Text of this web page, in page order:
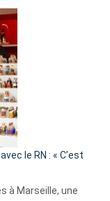
Algérie
le RN : « C’est
à Marseille, une